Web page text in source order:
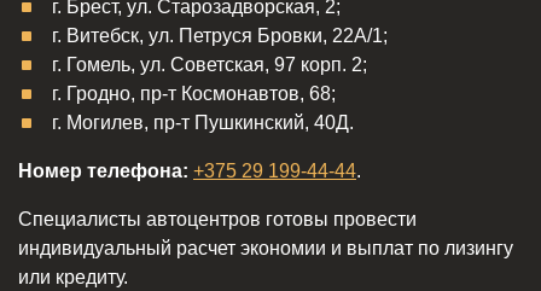
г. Брест, ул. Старозадворская, 2;
г. Витебск, ул. Петруся Бровки, 22А/1;
г. Гомель, ул. Советская, 97 корп. 2;
г. Гродно, пр-т Космонавтов, 68;
г. Могилев, пр-т Пушкинский, 40Д.
Номер телефона: +375 29 199-44-44.
Специалисты автоцентров готовы провести
индивидуальный расчет экономии и выплат по лизингу
или кредиту.